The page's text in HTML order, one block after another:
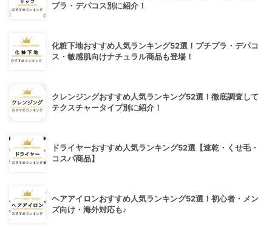
プラ・デパコス別に紹介！
化粧下地おすすめ人気ランキング52選！プチプラ・デパコ
ス・敏感肌向けナチュラル商品も登場！
クレンジングおすすめ人気ランキング52選！徹底調査して
テクスチャータイプ別に紹介！
ドライヤーおすすめ人気ランキング52選【速乾・くせ毛・
コスパ商品】
ヘアアイロンおすすめ人気ランキング52選！初心者・メン
ズ向け・海外対応も♪